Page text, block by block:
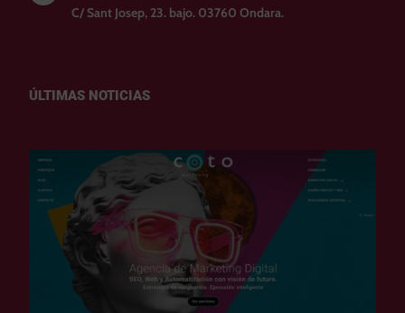
C/ Sant Josep, 23. bajo. 03760 Ondara.
ÚLTIMAS NOTICIAS